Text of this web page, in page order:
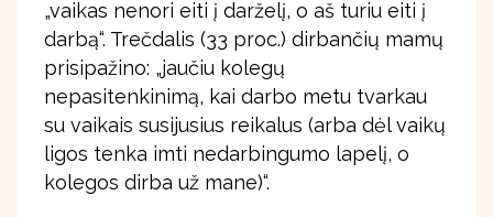
„vaikas nenori eiti į darželį, o aš turiu eiti į
darbą“. Trečdalis (33 proc.) dirbančių mamų
prisipažino: „jaučiu kolegų
nepasitenkinimą, kai darbo metu tvarkau
su vaikais susijusius reikalus (arba dėl vaikų
ligos tenka imti nedarbingumo lapelį, o
kolegos dirba už mane)“.